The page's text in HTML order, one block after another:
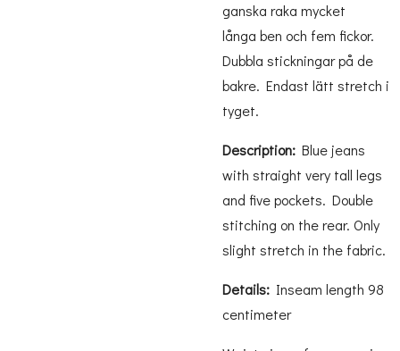
ganska raka mycket
långa ben och fem fickor.
Dubbla stickningar på de
bakre. Endast lätt stretch i
tyget.
Description: Blue jeans
with straight very tall legs
and five pockets. Double
stitching on the rear. Only
slight stretch in the fabric.
Details: Inseam length 98
centimeter